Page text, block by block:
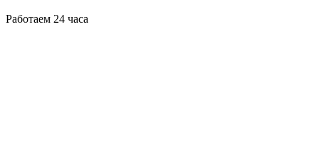
Работаем 24 часа